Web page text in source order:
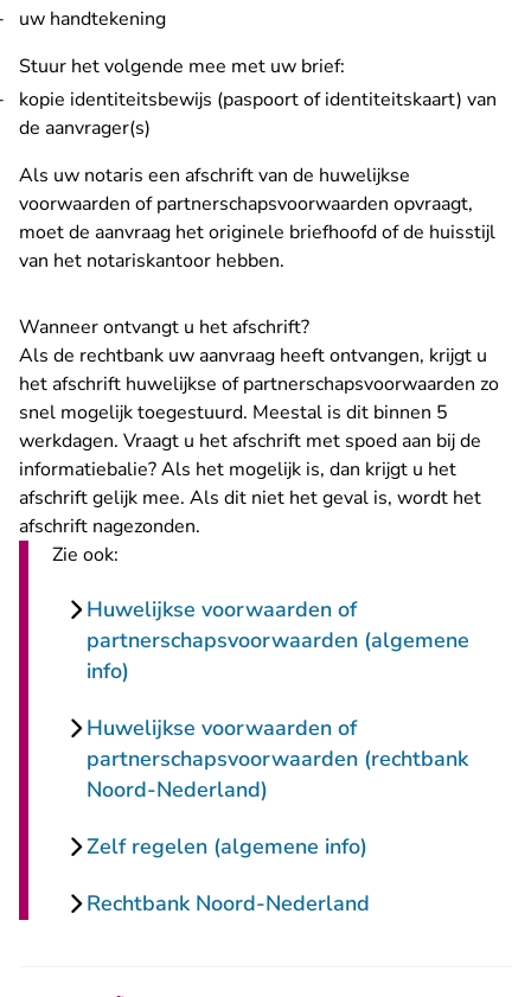
uw handtekening
Stuur het volgende mee met uw brief:
kopie identiteitsbewijs (paspoort of identiteitskaart) van
de aanvrager(s)
Als uw notaris een afschrift van de huwelijkse
voorwaarden of partnerschapsvoorwaarden opvraagt,
moet de aanvraag het originele briefhoofd of de huisstijl
van het notariskantoor hebben.
Wanneer ontvangt u het afschrift?
Als de rechtbank uw aanvraag heeft ontvangen, krijgt u
het afschrift huwelijkse of partnerschapsvoorwaarden zo
snel mogelijk toegestuurd. Meestal is dit binnen 5
werkdagen. Vraagt u het afschrift met spoed aan bijde
informatiebalie? Als het mogelijk is, dan krijgt u het
afschrift gelijk mee. Als dit niet het geval is, wordt het
afschrift nagezonden.
Zie ook:
Huwelijkse voorwaarden of
partnerschapsvoorwaarden (algemene
info)
Huwelijkse voorwaarden of
partnerschapsvoorwaarden (rechtbank
Noord-Nederland)
Zelf regelen (algemene info)
Rechtbank Noord-Nederland